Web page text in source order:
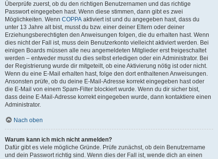
Überprüfe zuerst, ob du den richtigen Benutzernamen und das richtige
Passwort eingegeben hast. Wenn diese stimmen, dann gibt es zwei
Möglichkeiten. Wenn COPPA aktiviert ist und du angegeben hast, dass du
unter 13 Jahre alt bist, musst du bzw. einer deiner Eltern oder deiner
Erziehungsberechtigten den Anweisungen folgen, die du erhalten hast. Wenn
dies nicht der Fall ist, muss dein Benutzerkonto vielleicht aktiviert werden. Bei
einigen Boards müssen alle neu angemeldeten Mitglieder erst freigeschaltet
werden – entweder musst du dies selbst erledigen oder ein Administrator. Bei
der Registrierung wurde dir mitgeteilt, ob eine Aktivierung nötig ist oder nicht.
Wenn du eine E-Mail erhalten hast, folge den dort enthaltenen Anweisungen.
Ansonsten prüfe, ob du deine E-Mail-Adresse korrekt eingegeben hast oder
die E-Mail von einem Spam-Filter blockiert wurde. Wenn du dir sicher bist,
dass deine E-Mail-Adresse korrekt eingegeben wurde, dann kontaktiere einen
Administrator.
Nach oben
Warum kann ich mich nicht anmelden?
Dafür gibt es viele mögliche Gründe. Prüfe zunächst, ob dein Benutzername
und dein Passwort richtig sind. Wenn dies der Fall ist, wende dich an einen